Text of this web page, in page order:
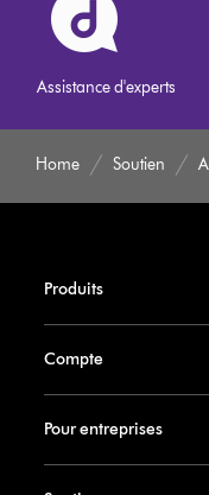
Assistance d'experts
Home Soutien
Produits
Compte
Pour entreprises